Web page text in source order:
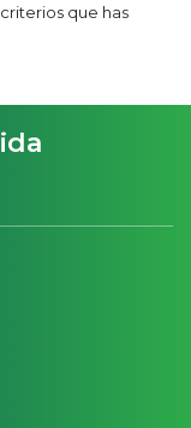
que has